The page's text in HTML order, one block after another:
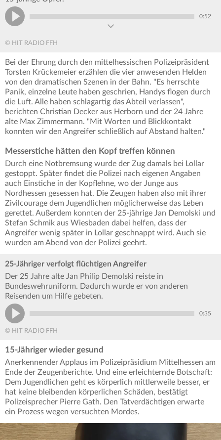
0:52
© HIT RADIO FFH
Bei der Ehrung durch den mittelhessischen Polizeipräsident
Torsten Krückemeier erzählen die vier anwesenden Helden
von den dramatischen Szenen in der Bahn. "Es herrschte
Panik, einzelne Leute haben geschrien, Handys flogen durch
die Luft. Alle haben schlagartig das Abteil verlassen",
berichten Christian Decker aus Herborn und der 24 Jahre
alte Max Zimmermann. "Mit Worten und Blickkontakt
konnten wir den Angreifer schließlich auf Abstand halten."
Messerstiche hätten den Kopf treffen können
Durch eine Notbremsung wurde der Zug damals bei Lollar
gestoppt. Später findet die Polizei nach eigenen Angaben
auch Einstiche in der Kopflehne, wo der Junge aus
Nordhessen gesessen hat. Die Zeugen haben also mit ihrer
Zivilcourage dem Jugendlichen möglicherweise das Leben
gerettet. Außerdem konnten der 25-jährige Jan Demolski und
Stefan Schmik aus Wiesbaden dabei helfen, dass der
Angreifer wenig später in Lollar geschnappt wird. Auch sie
wurden am Abend von der Polizei geehrt.
25-Jähriger verfolgt flüchtigen Angreifer
Der 25 Jahre alte Jan Philip Demolski reiste in
Bundeswehruniform. Dadurch wurde er von anderen
Reisenden um Hilfe gebeten.
0:35
© HIT RADIO FFH
15-Jähriger wieder gesund
Anerkennender Applaus im Polizeipräsidium Mittelhessen am
Ende der Zeugenberichte. Und eine erleichternde Botschaft:
Dem Jugendlichen geht es körperlich mittlerweile besser, er
hat keine bleibenden körperlichen Schäden, bestätigt
Polizeisprecher Pierre Gath. Den Tatverdächtigen erwarte
ein Prozess wegen versuchten Mordes.